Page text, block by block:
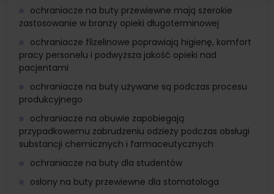
ochraniacze na buty przewiewne mają szerokie
zastosowanie w branży opieki długoterminowej
ochraniacze flizelinowe poprawiają higienę, komfort
pracy personelu i podwyższa jakość opieki nad
pacjentami
ochraniacze na buty używane są podczas procesu
produkcyjnego
ochraniacze na obuwie zapobiegają
przypadkowemu zabrudzeniu odzieży podczas obsługi
substancji chemicznych i farmaceutycznych
ochraniacze na buty dla studentów
osłony na buty przewiewne dla stomatologa